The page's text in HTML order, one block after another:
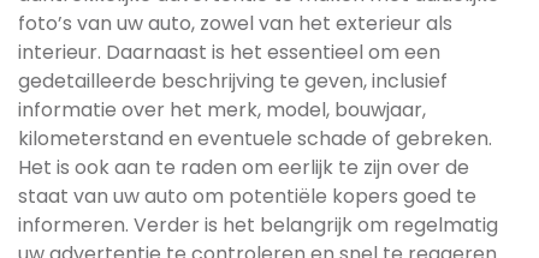
foto’s van uw auto, zowel van het exterieur als
interieur. Daarnaast is het essentieel om een
gedetailleerde beschrijving te geven, inclusief
informatie over het merk, model, bouwjaar,
kilometerstand en eventuele schade of gebreken.
Het is ook aan te raden om eerlijk te zijn over de
staat van uw auto om potentiële kopers goed te
informeren. Verder is het belangrijk om regelmatig